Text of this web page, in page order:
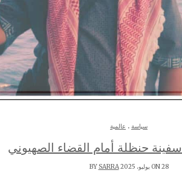
سياسة . عالمية
حنظلة أمام القضاء الصهيوني
ON 28 يوليو، 2025 BY SARRA